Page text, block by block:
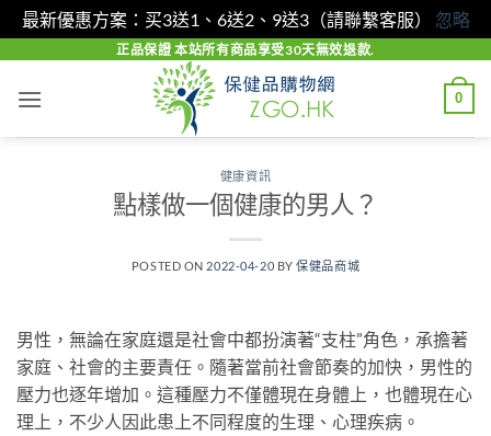
最新優惠方案：买3送1、6送2、9送3（請聯繫客服） 忽略
content
正品保證 本站所有商品享受30天無效退款.
0
健康資訊
點樣做一個健康的男人？
POSTED ON 2022-04-20 BY保健品商城
男性，無論在家庭還是社會中都扮演著“支柱”角色，承擔著
家庭、社會的主要責任。隨著當前社會節奏的加快，男性的
壓力也逐年增加。這種壓力不僅體現在身體上，也體現在心
理上，不少人因此患上不同程度的生理、心理疾病。